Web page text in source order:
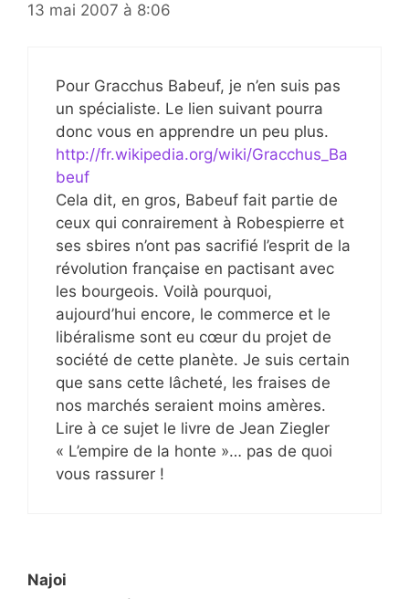
13 mai 2007 à 8:06
Pour Gracchus Babeuf, je n’en suis pas
un spécialiste. Le lien suivant pourra
donc vous en apprendre un peu plus.
http://fr.wikipedia.org/wiki/Gracchus_Ba
beuf
Cela dit, en gros, Babeuf fait partie de
ceux qui conrairement à Robespierre et
ses sbires n’ont pas sacrifié l’esprit de la
révolution française en pactisant avec
les bourgeois. Voilà pourquoi,
aujourd’hui encore, le commerce et le
libéralisme sont eu cœur du projet de
société de cette planète. Je suis certain
que sans cette lâcheté, les fraises de
nos marchés seraient moins amères.
Lire à ce sujet le livre de Jean Ziegler
« L’empire de la honte »… pas de quoi
vous rassurer !
Najoi